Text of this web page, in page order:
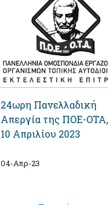
24ωρη Πανελλαδική
Απεργία της ΠΟΕ-ΟΤΑ,
10 Απριλίου 2023
04-Απρ-23